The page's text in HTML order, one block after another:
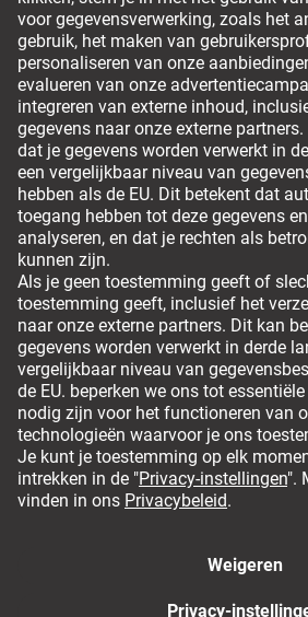
Leveropties
Om veilig te kunnen
Hier de